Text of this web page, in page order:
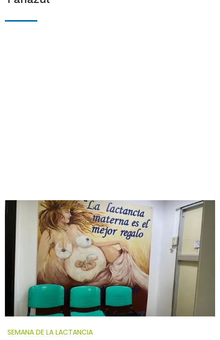
SEMANA DE LA LACTANCIA